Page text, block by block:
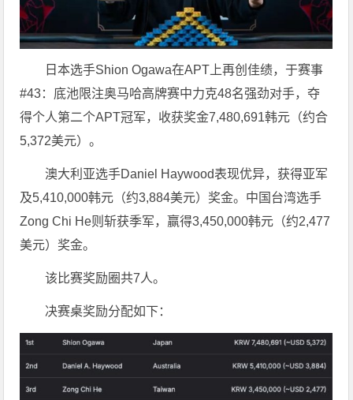
日本选手Shion Ogawa在APT上再创佳绩，于赛事
#43：底池限注奥马哈高牌赛中力克48名强劲对手，夺
得个人第二个APT冠军，收获奖金7,480,691韩元（约合
5,372美元）。
澳大利亚选手Daniel Haywood表现优异，获得亚军
及5,410,000韩元（约3,884美元）奖金。中国台湾选手
Zong Chi He则斩获季军，赢得3,450,000韩元（约2,477
美元）奖金。
该比赛奖励圈共7人。
决赛桌奖励分配如下：